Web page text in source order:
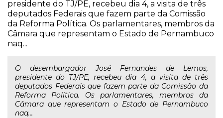
presidente do TJ/PE, recebeu dia 4, a visita de três
deputados Federais que fazem parte da Comissão
da Reforma Política. Os parlamentares, membros da
Câmara que representam o Estado de Pernambuco
naq...
O desembargador José Fernandes de Lemos,
presidente do TJ/PE, recebeu dia 4, a visita de três
deputados Federais que fazem parte da Comissão da
Reforma Política. Os parlamentares, membros da
Câmara que representam o Estado de Pernambuco
naq...